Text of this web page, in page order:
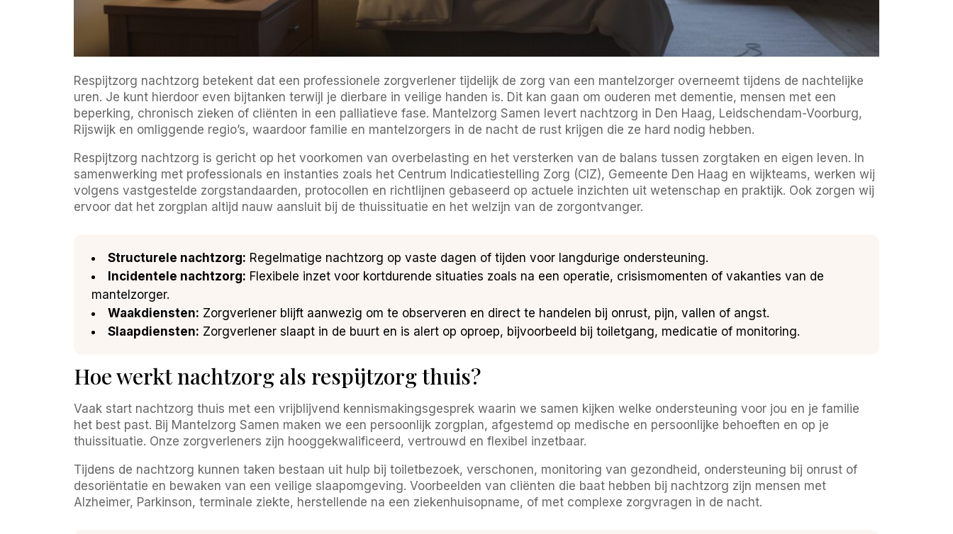
Respijtzorg nachtzorg betekent dat een professionele zorgverlener tijdelijk de zorg van een mantelzorger overneemt tijdens de nachtelijke
uren. Je kunt hierdoor even bijtanken terwijl je dierbare in veilige handen is. Dit kan gaan om ouderen met dementie, mensen met een
beperking, chronisch zieken of cliënten in een palliatieve fase. Mantelzorg Samen levert nachtzorg in Den Haag, Leidschendam-Voorburg,
Rijswijk en omliggende regio’s, waardoor familie en mantelzorgers in de nacht de rust krijgen die ze hard nodig hebben.
Respijtzorg nachtzorg is gericht op het voorkomen van overbelasting en het versterken van de balans tussen zorgtaken en eigen leven. In
samenwerking met professionals en instanties zoals het Centrum Indicatiestelling Zorg (CIZ), Gemeente Den Haag en wijkteams, werken wij
volgens vastgestelde zorgstandaarden, protocollen en richtlijnen gebaseerd op actuele inzichten uit wetenschap en praktijk. Ook zorgen wij
ervoor dat het zorgplan altijd nauw aansluit bij de thuissituatie en het welzijn van de zorgontvanger.
Structurele nachtzorg: Regelmatige nachtzorg op vaste dagen of tijden voor langdurige ondersteuning.
Incidentele nachtzorg: Flexibele inzet voor kortdurende situaties zoals na een operatie, crisismomenten of vakanties van de
mantelzorger.
Waakdiensten: Zorgverlener blijft aanwezig om te observeren en direct te handelen bij onrust, pijn, vallen of angst.
Slaapdiensten: Zorgverlener slaapt in de buurt en is alert op oproep, bijvoorbeeld bij toiletgang, medicatie of monitoring.
Hoe werkt nachtzorg als respijtzorg thuis?
Vaak start nachtzorg thuis met een vrijblijvend kennismakingsgesprek waarin we samen kijken welke ondersteuning voor jou en je familie
het best past. Bij Mantelzorg Samen maken we een persoonlijk zorgplan, afgestemd op medische en persoonlijke behoeften en op je
thuissituatie. Onze zorgverleners zijn hooggekwalificeerd, vertrouwd en flexibel inzetbaar.
Tijdens de nachtzorg kunnen taken bestaan uit hulp bij toiletbezoek, verschonen, monitoring van gezondheid, ondersteuning bij onrust of
desoriëntatie en bewaken van een veilige slaapomgeving. Voorbeelden van cliënten die baat hebben bij nachtzorg zijn mensen met
Alzheimer, Parkinson, terminale ziekte, herstellende na een ziekenhuisopname, of met complexe zorgvragen in de nacht.